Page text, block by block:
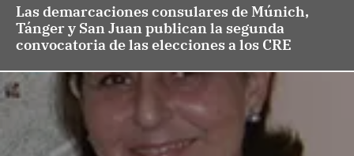
Las demarcaciones consulares de Múnich,
Tánger y San Juan publican la segunda
convocatoria de las elecciones a los CRE